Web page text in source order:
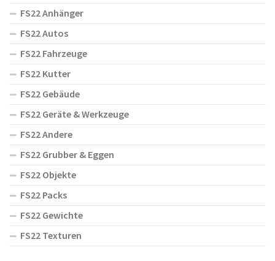
FS22 Anhänger
FS22 Autos
FS22 Fahrzeuge
FS22 Kutter
FS22 Gebäude
FS22 Geräte & Werkzeuge
FS22 Andere
FS22 Grubber & Eggen
FS22 Objekte
FS22 Packs
FS22 Gewichte
FS22 Texturen